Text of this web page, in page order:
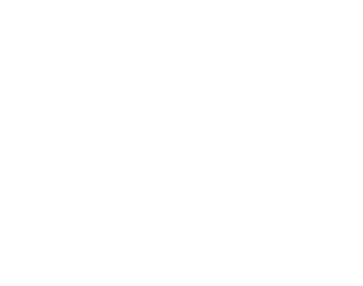
なる北欧風ダイニングセットSumie（スミー）。
インテリアにぴったりで、家族や友人との食事がもっ
ーブル1台・チェア4脚」の5点セットとなります。
清潔感のあるホワイト天板のテーブルと、カラフルで
だけでなく、北欧風やモダンインテリアにもぴったり
と、家族4人でもゆったり囲めるサイズ感。